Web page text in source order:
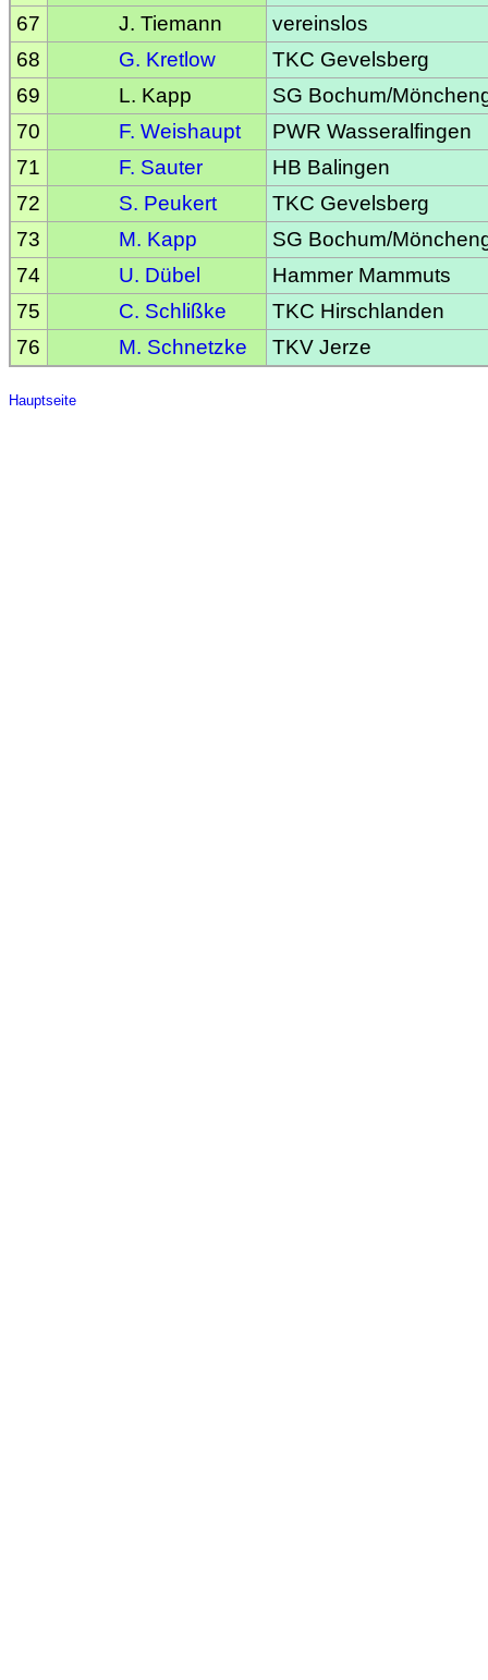
67
J. Tiemann
vereinslos
68
G. Kretlow
TKC Gevelsberg
69
L. Kapp
SG Bochum/
70
F. Weishaupt
PWR Wasseralfingen
71
F. Sauter
HB Balingen
72
S. Peukert
TKC Gevelsberg
73
M. Kapp
SG Bochum/
74
U. Dübel
Hammer Mammuts
75
C. Schlißke
TKC Hirschlanden
76
M. Schnetzke TKV Jerze
Hauptseite